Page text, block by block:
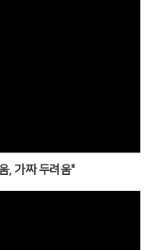
, 가짜 두려움"